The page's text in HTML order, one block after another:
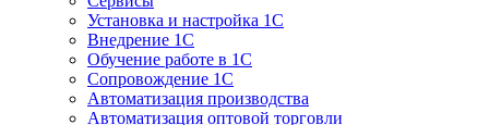
Установка и настройка 1С
Внедрение 1С
Обучение работе в 1С
Сопровождение 1С
Автоматизация производства
Автоматизация оптовой торговли